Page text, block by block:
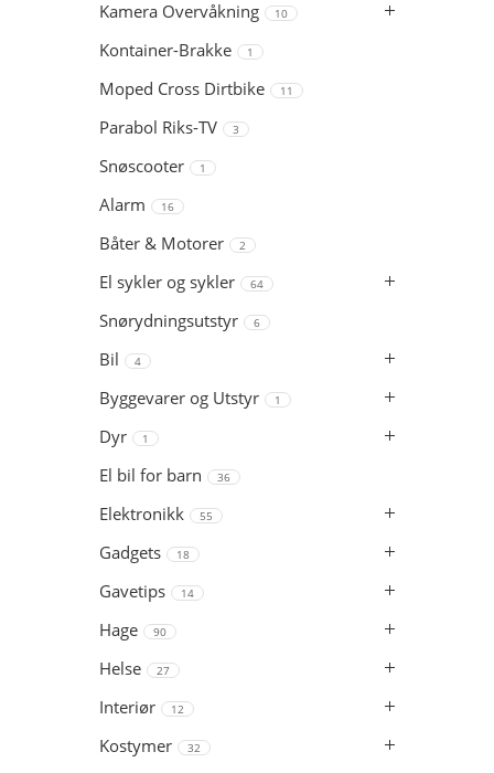
Kamera Overvåkning 10
Kontainer-Brakke 1
Moped Cross Dirtbike 11
Parabol Riks-TV 3
Snøscooter 1
Alarm 16
Båter & Motorer 2
El sykler og sykler 64
Snørydningsutstyr 6
Bil 4
Byggevarer og Utstyr 1
Dyr 1
El bil for barn 36
Elektronikk 55
Gadgets 18
Gavetips 14
Hage 90
Helse 27
Interiør 12
Kostymer 32